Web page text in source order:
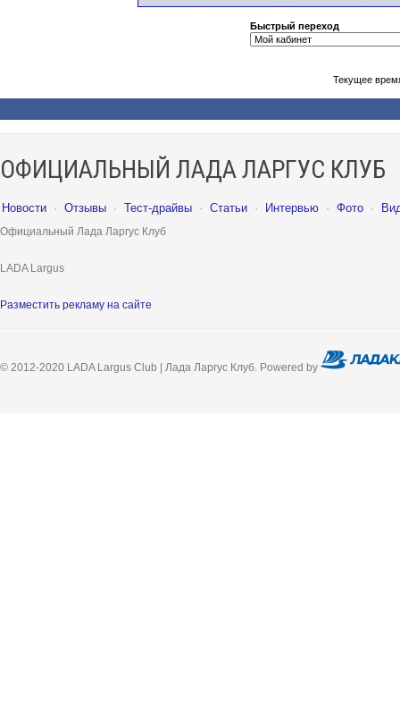
Быстрый переход
Текущее
ОФИЦИАЛЬНЫЙ ЛАДА ЛАРГУС КЛУБ
Новости · Отзывы · Тест-драйвы · Статьи · Интервью · Фото ·
Официальный Лада Ларгус Клуб
LADA Largus
Разместить рекламу на сайте
© 2012-2020 LADA Largus Club | Лада Ларгус Клуб. Powered by